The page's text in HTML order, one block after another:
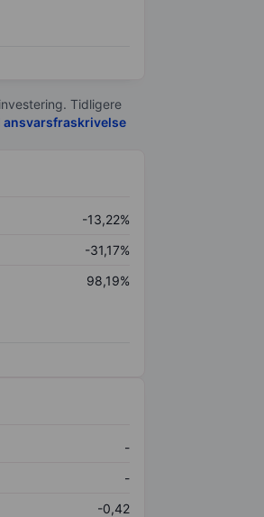
Tidligere
ansvarsfraskrivelse
-13,22%
-31,17%
98,19%
-
-
-0,42